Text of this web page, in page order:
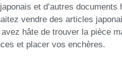
et d’autres documents
vendre des articles
hâte de trouver la pièce
et placer vos enchères.